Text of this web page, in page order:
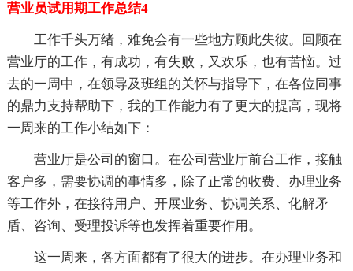
营业员试用期工作总结4
工作千头万绪，难免会有一些地方顾此失彼。回顾在
营业厅的工作，有成功，有失败，又欢乐，也有苦恼。过
去的一周中，在领导及班组的关怀与指导下，在各位同事
的鼎力支持帮助下，我的工作能力有了更大的提高，现将
一周来的工作小结如下：
营业厅是公司的窗口。在公司营业厅前台工作，接触
客户多，需要协调的事情多，除了正常的收费、办理业务
等工作外，在接待用户、开展业务、协调关系、化解矛
盾、咨询、受理投诉等也发挥着重要作用。
这一周来，各方面都有了很大的进步。在办理业务和